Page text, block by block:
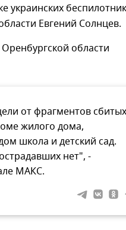
украинских
Евгений Солнцев.
области
от фрагментов сбитых
жилого дома,
школа и детский сад.
нет", -
МАКС.